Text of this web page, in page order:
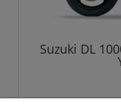
Suzuki DL